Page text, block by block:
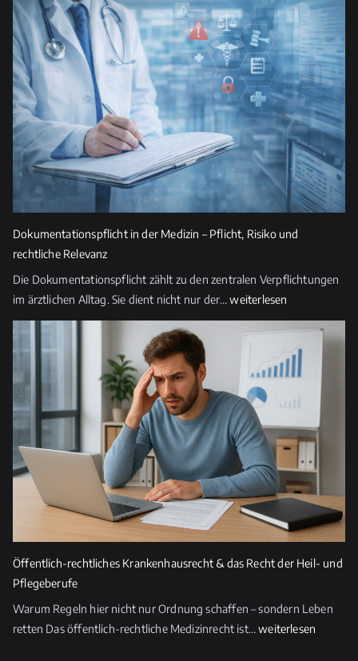
e
e
r.
–
Zwischen
Patientenrechten,
Digitalisierung
und
medizinischer
Verantwortung
Dokumentationspflicht in der Medizin – Pflicht, Risiko und
rechtliche Relevanz
Die Dokumentationspflicht zählt zu den zentralen Verpflichtungen
im ärztlichen Alltag. Sie dient nicht nur der…Dokumentationspflicht
in
der
Pflicht,
Risiko
und
rechtliche
Relevanz
weiterlesen
Öffentlich-rechtliches Krankenhausrecht & das Recht der Heil- und
Pflegeberufe
Warum Regeln hier nicht nur Ordnung schaffen – sondern Leben
retten Das öffentlich-rechtliche Medizinrecht ist…Öffentlich-
weiterlesen